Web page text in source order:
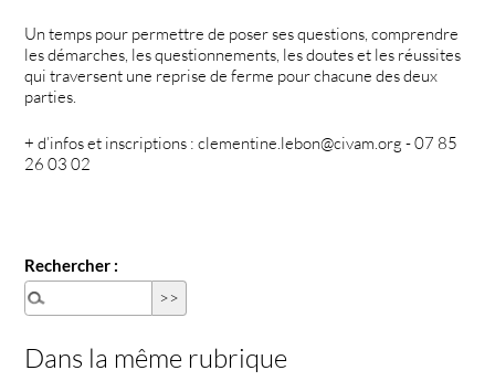
Un temps pour permettre de poser ses questions, comprendre
les démarches, les questionnements, les doutes et les réussites
qui traversent une reprise de ferme pour chacune des deux
parties.
+ d’infos et inscriptions : clementine.lebon@civam.org - 07 85
26 03 02
Rechercher :
Dans la même rubrique